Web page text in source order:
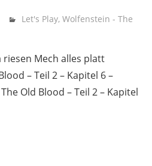
Let's Play,Wolfenstein - The
riesen Mech alles platt
– Teil 2 – Kapitel 6 –
Old Blood – Teil 2 – Kapitel